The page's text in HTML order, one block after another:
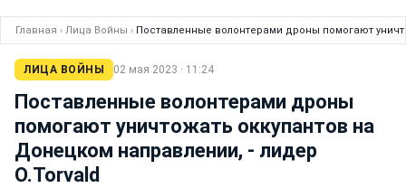
Главная › Лица Войны › Поставленные волонтерами дроны помогают
ЛИЦА ВОЙНЫ 02 мая 2023 · 11:24
Поставленные волонтерами дроны
помогают уничтожать оккупантов на
Донецком направлении, - лидер
O.Torvald